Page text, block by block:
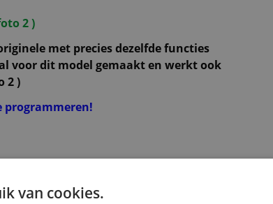
2 )
met precies dezelfde functies
voor dit model gemaakt en werkt ook
2 )
programmeren!
van cookies.